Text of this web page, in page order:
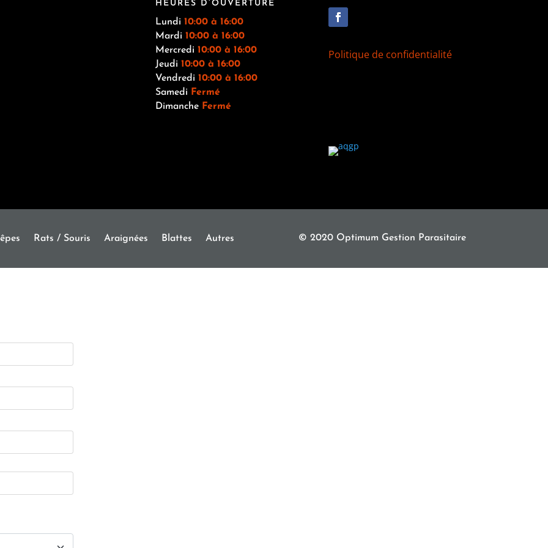
HEURES D’OUVERTURE
Lundi 10:00 à 16:00
Mardi 10:00 à 16:00
Mercredi 10:00 à 16:00
Jeudi 10:00à 16:00
Vendredi 10:00à 16:00
Samedi Fermé
Dimanche Fermé
Politique de confidentialité
Rats / Souris Araignées Blattes Autres © 2020 Optimum Gestion Parasitaire